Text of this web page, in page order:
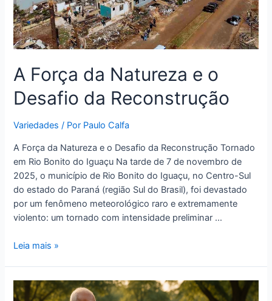
A Força da Natureza e o
Desafio da Reconstrução
Variedades / Por Paulo Calfa
A Força da Natureza e o Desafio da Reconstrução Tornado
em Rio Bonito do Iguaçu Na tarde de 7 de novembro de
2025, o município de Rio Bonito do Iguaçu, no Centro-Sul
do estado do Paraná (região Sul do Brasil), foi devastado
por um fenômeno meteorológico raro e extremamente
violento: um tornado com intensidade preliminar …
Leia mais »